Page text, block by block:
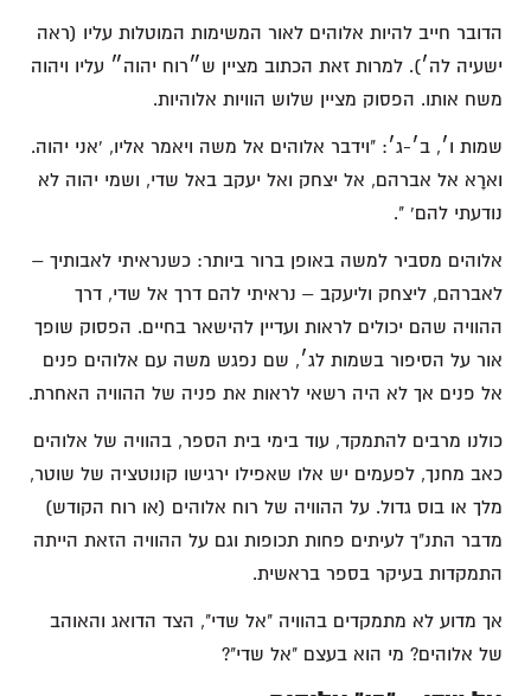
הדובר חייב להיות אלוהים לאור המשימות המוטלות עליו (ראה
ישעיה לה׳). למרות זאת הכתוב מציין ש״רוח יהוה״ עליו ויהוה
משח אותו. הפסוק מציין שלוש הוויות אלוהיות.
שמות ו׳, ב׳-ג׳: "וידבר אלוהים אל משה ויאמר אליו, 'אני יהוה.
וארָא אל אברהם, אל יצחק ואל יעקב באל שדי, ושמי יהוה לא
נודעתי להם' ".
אלוהים מסביר למשה באופן ברור ביותר: כשנראיתי לאבותיך –
לאברהם, ליצחק וליעקב – נראיתי להם דרך אל שדי, דרך
ההוויה שהם יכולים לראות ועדיין להישאר בחיים. הפסוק שופך
אור על הסיפור בשמות לג׳, שם נפגש משה עם אלוהים פנים
אל פנים אך לא היה רשאי לראות את פניה של ההוויה האחרת.
כולנו מרבים להתמקד, עוד בימי בית הספר, בהוויה של אלוהים
כאב מחנך, לפעמים יש אלו שאפילו ירגישו קונוטציה של שוטר,
מלך או בוס גדול. על ההוויה של רוח אלוהים (או רוח הקודש)
מדבר התנ"ך לעיתים פחות תכופות וגם על ההוויה הזאת הייתה
התמקדות בעיקר בספר בראשית.
אך מדוע לא מתמקדים בהוויה "אל שדי", הצד הדואג והאוהב
של אלוהים? מי הוא בעצם "אל שדי"?